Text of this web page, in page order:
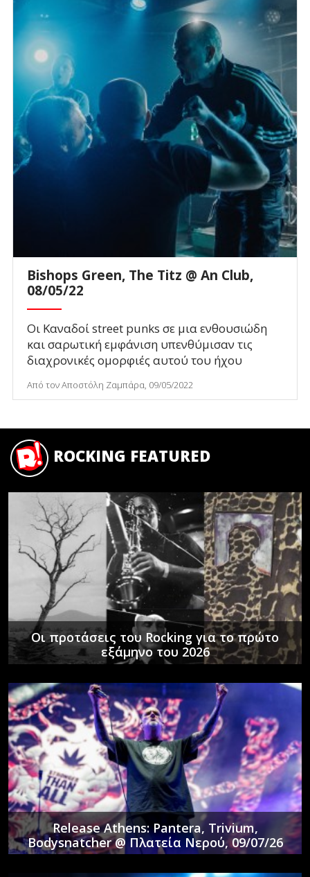
Bishops Green, The Titz @ An Club,
08/05/22
Οι Καναδοί street punks σε μια ενθουσιώδη
και σαρωτική εμφάνιση υπενθύμισαν τις
διαχρονικές ομορφιές αυτού του ήχου
Από τον Αποστόλη Ζαμπάρα, 09/05/2022
ROCKING FEATURED
Οι προτάσεις του Rocking για το πρώτο
εξάμηνο του 2026
Release Athens: Pantera, Trivium,
Bodysnatcher @ Πλατεία Νερού, 09/07/26